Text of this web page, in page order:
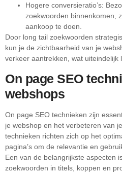
Hogere conversieratio’s:
zoekwoorden binnenkomen,
aankoop te doen.
Door long tail zoekwoorden
kun je de zichtbaarheid van je
verkeer aantrekken, wat uiteindelijk
On page SEO
webshops
On page SEO technieken zijn
je webshop en het verbeteren van
technieken richten zich op het
pagina’s om de relevantie en
Een van de belangrijkste aspecten
zoekwoorden in titels, koppen en